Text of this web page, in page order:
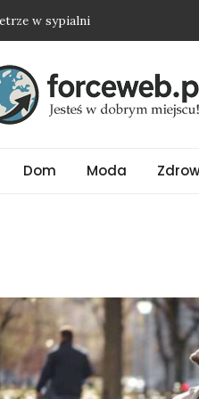
w sypialni
strój
chirurgicznej?
Dom Moda